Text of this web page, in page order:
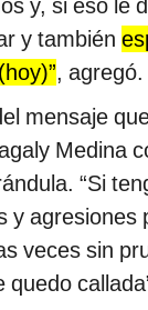
y, si eso le
y también
, agregó.
mensaje
Medina
“Si
y agresiones
veces sin
quedo